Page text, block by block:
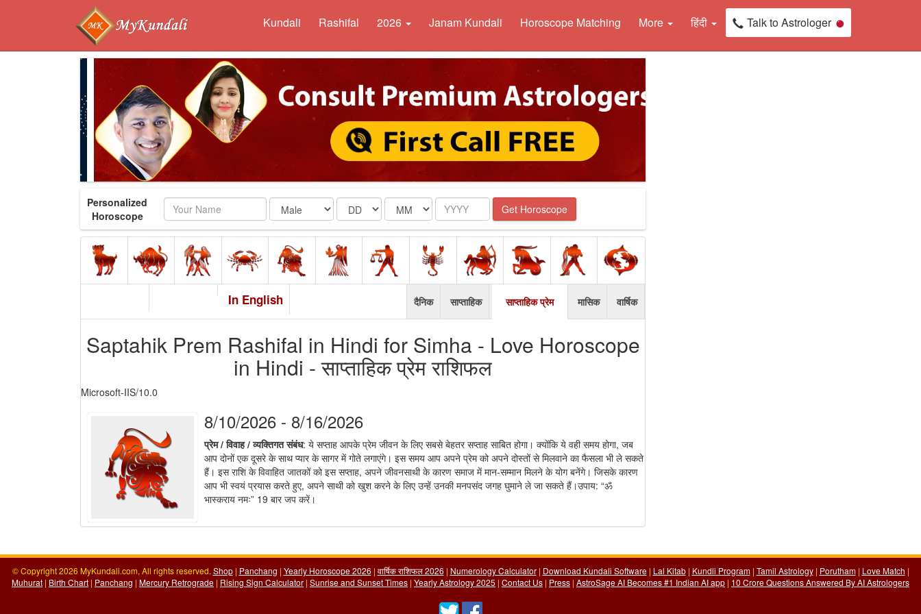
Kundali Rashifal 2026 Janam Kundali Horoscope Matching More हिंदी Talk to Astrologer
Personalized
Horoscope
Name Date Month Year Get Horoscope
In English दैनिक साप्ताहिक साप्ताहिक प्रेम मासिक वार्षिक
Saptahik Prem Rashifal in Hindi for Simha - Love Horoscope
in Hindi - साप्ताहिक प्रेम राशिफल
Microsoft-IIS/10.0
8/10/2026 - 8/16/2026
प्रेम / विवाह / व्यक्तिगत संबंध: ये सप्ताह आपके प्रेम जीवन के लिए सबसे बेहतर सप्ताह साबित होगा। क्योंकि ये वही समय होगा, जब
आप दोनों एक दूसरे के साथ प्यार के सागर में गोते लगाएंगे। इस समय आप अपने प्रेम को अपने दोस्तों से मिलवाने का फैसला भी ले सकते
हैं। इस राशि के विवाहित जातकों को इस सप्ताह, अपने जीवनसाथी के कारण समाज में मान-सम्मान मिलने के योग बनेंगे। जिसके कारण
आप भी स्वयं प्रयास करते हुए, अपने साथी को खुश करने के लिए उन्हें उनकी मनपसंद जगह घुमाने ले जा सकते हैं।उपाय: “ॐ
भास्कराय नमः” 19 बार जप करें।
© Copyright 2026 MyKundali.com, All rights reserved.Shop|Panchang|Yearly Horoscope 2026|वार्षिक राशिफल 2026|Numerology Calculator|Download Kundali Software|Lal Kitab|Kundli Program|Tamil Astrology|Porutham|Love Match|
Muhurat|Birth Chart|Panchang|Mercury Retrograde|Rising Sign Calculator|Sunrise and Sunset Times|Yearly Astrology 2025|Contact Us|Press|AstroSage AI Becomes #1 Indian AI app|10 Crore Questions Answered By AI Astrologers